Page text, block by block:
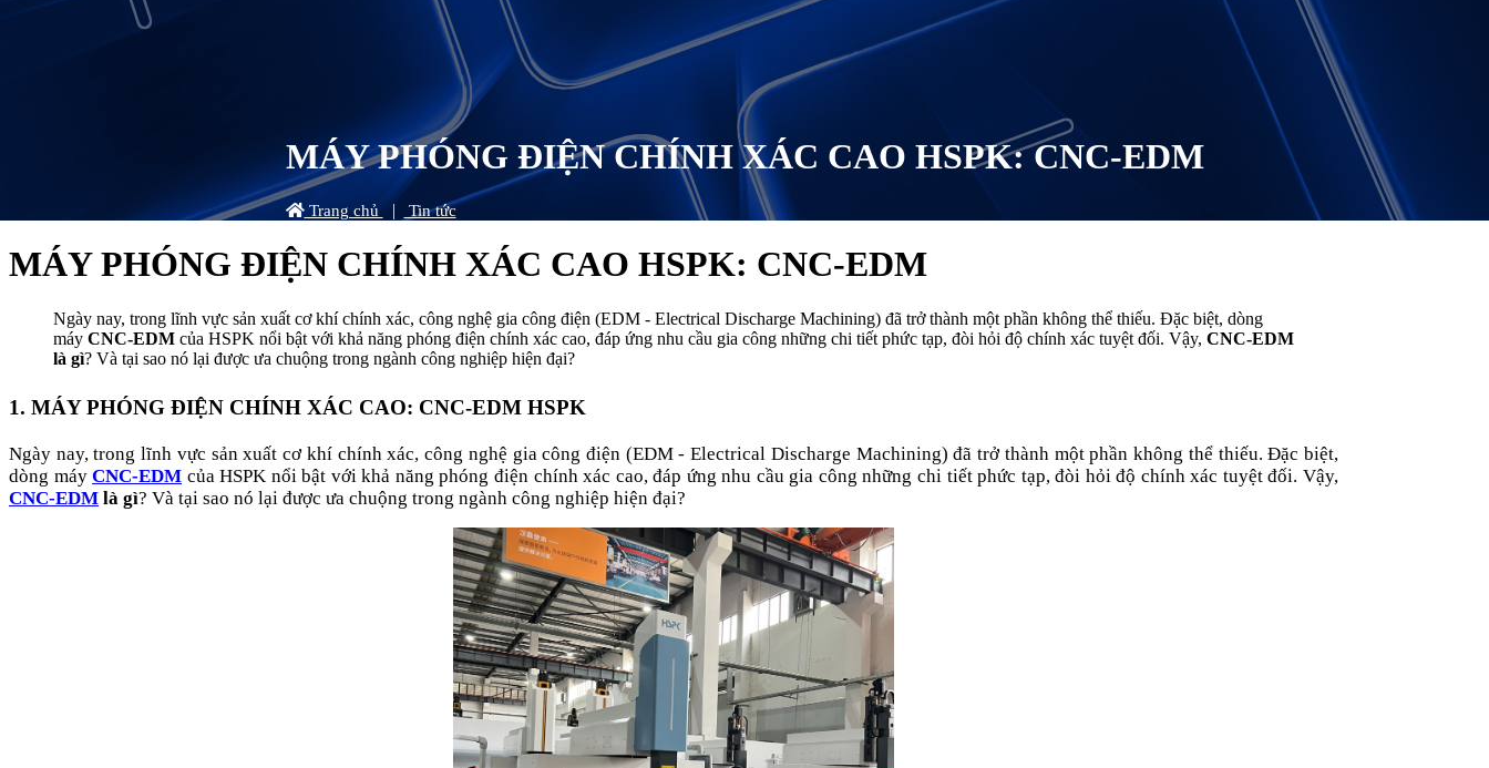
MÁY PHÓNG ĐIỆN CHÍNH XÁC CAO HSPK: CNC-EDM
Trang chủ | Tin tức
MÁY PHÓNG ĐIỆN CHÍNH XÁC CAO HSPK: CNC-EDM
Ngày nay, trong lĩnh vực sản xuất cơ khí chính xác, công nghệ gia công điện (EDM - Electrical Discharge Machining) đã trở thành một phần không thể thiếu. Đặc biệt, dòng
máy CNC-EDM của HSPK nổi bật với khả năng phóng điện chính xác cao, đáp ứng nhu cầu gia công những chi tiết phức tạp, đòi hỏi độ chính xác tuyệt đối. Vậy, CNC-EDM
là gì? Và tại sao nó lại được ưa chuộng trong ngành công nghiệp hiện đại?
1. MÁY PHÓNG ĐIỆN CHÍNH XÁC CAO: CNC-EDM HSPK
Ngày nay, trong lĩnh vực sản xuất cơ khí chính xác, công nghệ gia công điện (EDM - Electrical Discharge Machining) đã trở thành một phần không thể thiếu. Đặc biệt,
dòng máyCNC-EDM của HSPK nổi bật với khả năng phóng điện chính xác cao, đáp ứng nhu cầu gia công những chi tiết phức tạp, đòi hỏi độ chính xác tuyệt đối. Vậy,
CNC-EDM là gì? Và tại sao nó lại được ưa chuộng trong ngành công nghiệp hiện đại?